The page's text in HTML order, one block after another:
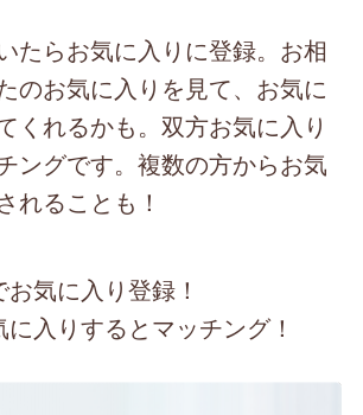
たらお気に入りに登録。お相
のお気に入りを見て、お気に
くれるかも。双方お気に入り
ングです。複数の方からお気
れることも！
気に入り登録！
入りするとマッチング！